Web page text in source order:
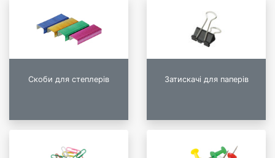
Скоби для степлерів Затискачі для паперів